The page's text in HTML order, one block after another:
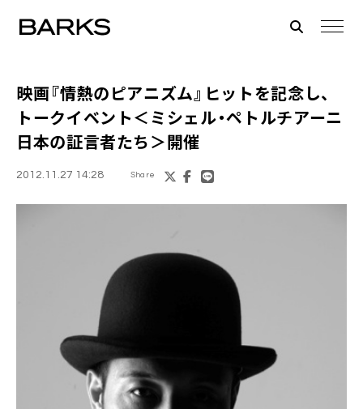
映画『情熱のピアニズム』ヒットを記念し、
トークイベント＜ ミシェル・ペトルチアーニ
日本の証言者たち＞開催
2012.11.27 14:28 Share